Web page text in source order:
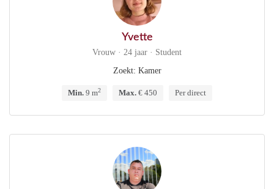
Yvette
Vrouw · 24 jaar · Student
Zoekt: Kamer
Min. 9 m2 Max. € 450 Per direct